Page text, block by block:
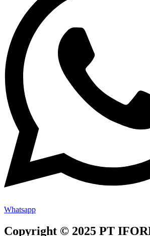
Whatsapp
Copyright © 2025 PT